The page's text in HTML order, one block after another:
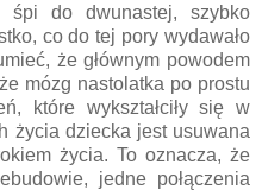
śpi do dwunastej, szybko
co do tej pory wydawało
że głównym powodem
mózg nastolatka po prostu
które wykształciły się w
życia dziecka jest usuwana
życia. To oznacza, że
jedne połączenia